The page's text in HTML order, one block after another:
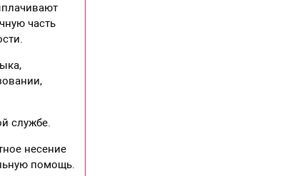
часть
службе.
несение
помощь.